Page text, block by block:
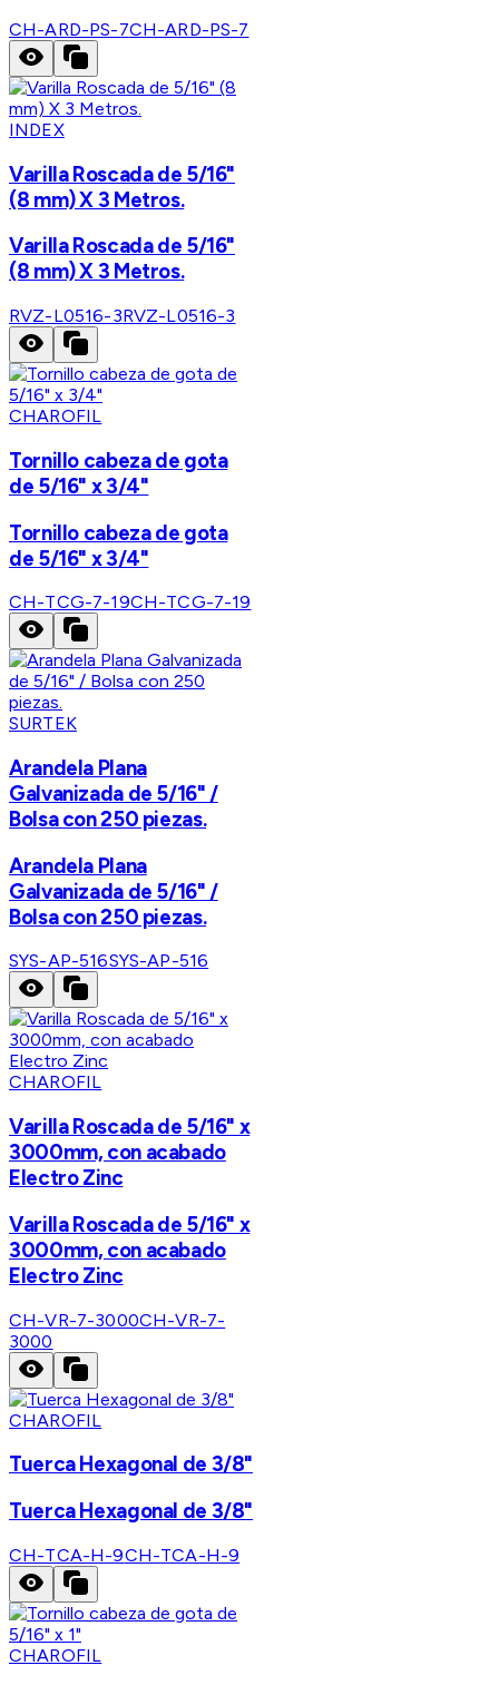
CH-ARD-PS-7CH-ARD-PS-7
INDEX
Varilla Roscada de 5/16"
(8 mm) X 3 Metros.
Varilla Roscada de 5/16"
(8 mm) X 3 Metros.
RVZ-L0516-3RVZ-L0516-3
CHAROFIL
Tornillo cabeza de gota
de 5/16" x 3/4"
Tornillo cabeza de gota
de 5/16" x 3/4"
CH-TCG-7-19CH-TCG-7-19
SURTEK
Arandela Plana
Galvanizada de 5/16" /
Bolsa con 250 piezas.
Arandela Plana
Galvanizada de 5/16" /
Bolsa con 250 piezas.
SYS-AP-516SYS-AP-516
CHAROFIL
Varilla Roscada de 5/16" x
3000mm, con acabado
Electro Zinc
Varilla Roscada de 5/16" x
3000mm, con acabado
Electro Zinc
CH-VR-7-3000CH-VR-7-
3000
CHAROFIL
Tuerca Hexagonal de 3/8"
Tuerca Hexagonal de 3/8"
CH-TCA-H-9CH-TCA-H-9
CHAROFIL